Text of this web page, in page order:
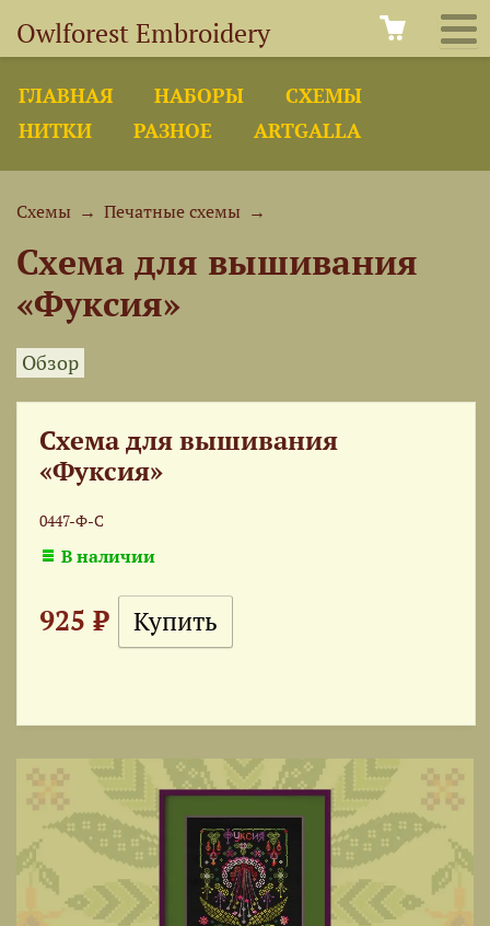
Owlforest Embroidery
ГЛАВНАЯ НАБОРЫ
СХЕМЫ
НИТКИ
РАЗНОЕ ARTGALLA
Схемы → Печатные схемы →
Схема для вышивания
«Фуксия»
Обзор
Схема для вышивания
«Фуксия»
0447-Ф-С
В наличии
925 ₽